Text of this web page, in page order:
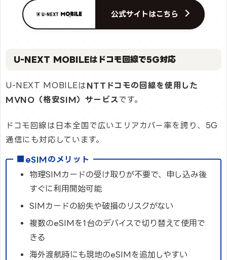
公式サイトはこちら
U-NEXT MOBILEはドコモ回線で5G対応
U-NEXT MOBILEは NTTドコモの回線を使用した
MVNO（格安SIM）サービスです。
ドコモ回線は日本全国で広いエリアカバー率を誇り、5G
通信にも対応しています。
■eSIMのメリット
物理SIMカードの受け取りが不要で、申し込み後
すぐに利用開始可能
SIMカードの紛失や破損のリスクがない
複数のeSIMを1台のデバイスで切り替えて使用で
きる
海外渡航時にも現地のeSIMを追加しやすい